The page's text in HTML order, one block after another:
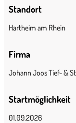
Standort
Hartheim am Rhein
Firma
Johann Joos Tief- &
Startmöglichkeit
01.09.2026